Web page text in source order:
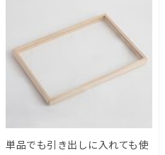
単品でも引き出しに入れても使